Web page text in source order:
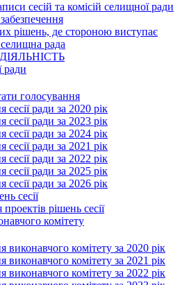
сесій та комісій селищної ради
рішень, де стороною виступає
рада
ради
голосування
сесії ради за 2020 рік
сесії ради за 2023 рік
сесії ради за 2024 рік
сесії ради за 2021 рік
сесії ради за 2022 рік
сесії ради за 2025 рік
сесії ради за 2026 рік
сесії
рішень сесії
комітету
виконавчого комітету за 2020 рік
виконавчого комітету за 2021 рік
виконавчого комітету за 2022 рік